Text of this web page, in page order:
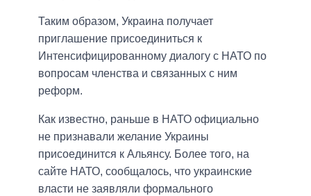
Таким образом, Украина получает
приглашение присоединиться к
Интенсифицированному диалогу с НАТО по
вопросам членства и связанных с ним
реформ.
Как известно, раньше в НАТО официально
не признавали желание Украины
присоединится к Альянсу. Более того, на
сайте НАТО, сообщалось, что украинские
власти не заявляли формального